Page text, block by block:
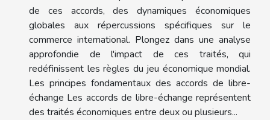
de ces accords, des dynamiques économiques
globales aux répercussions spécifiques sur le
commerce international. Plongez dans une analyse
approfondie de l'impact de ces traités, qui
redéfinissent les règles du jeu économique mondial.
Les principes fondamentaux des accords de libre-
échange Les accords de libre-échange représentent
des traités économiques entre deux ou plusieurs...